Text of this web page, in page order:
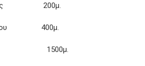
200μ.
400μ.
1500μ.